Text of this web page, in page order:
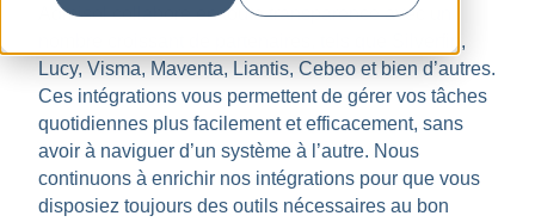
Admisol collabore en toute transparence avec un
nombre croissant de partenaires, tels que Silverfin,
Lucy, Visma, Maventa, Liantis, Cebeo et bien d’autres.
Ces intégrations vous permettent de gérer vos tâches
quotidiennes plus facilement et efficacement, sans
avoir à naviguer d’un système à l’autre. Nous
continuons à enrichir nos intégrations pour que vous
disposiez toujours des outils nécessaires au bon